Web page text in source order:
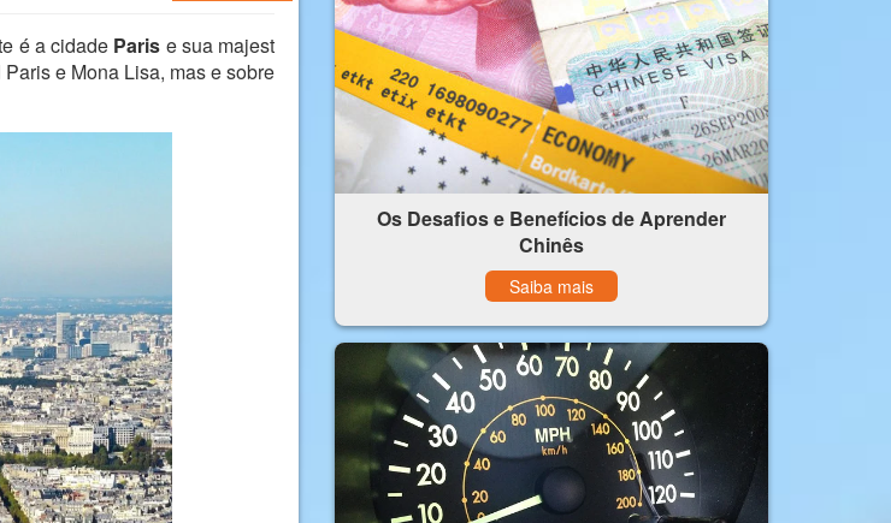
é a cidade Paris e sua majest
e Mona Lisa, mas e sobre
Os Desafios e Benefícios de Aprender
Chinês
Saiba mais